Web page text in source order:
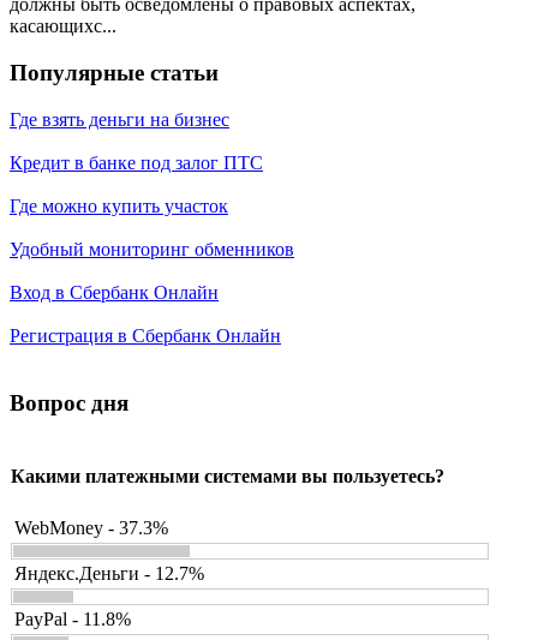
должны быть осведомлены о правовых аспектах,
касающихс...
Популярные статьи
Где взять деньги на бизнес
Кредит в банке под залог ПТС
Где можно купить участок
Удобный мониторинг обменников
Вход в Сбербанк Онлайн
Регистрация в Сбербанк Онлайн
Вопрос дня
Какими платежными системами вы пользуетесь?
WebMoney - 37.3%
Яндекс.Деньги - 12.7%
PayPal - 11.8%